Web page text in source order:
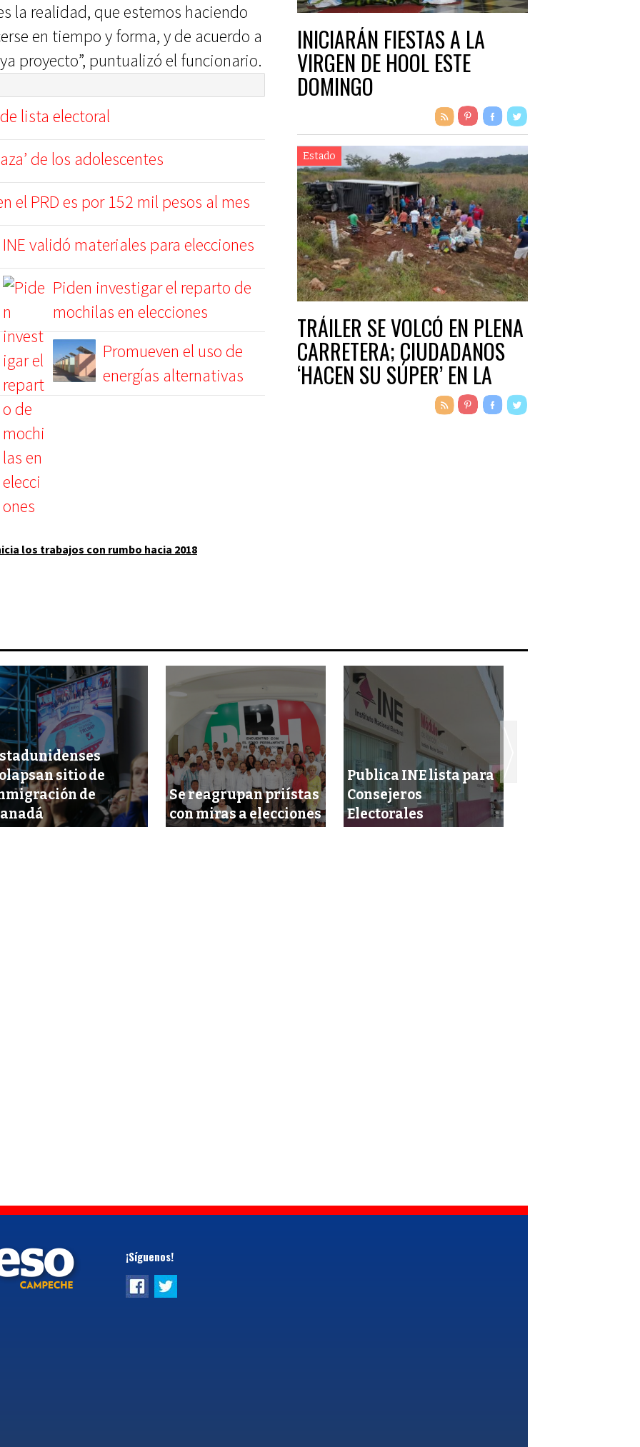
la realidad, que estemos haciendo
en tiempo y forma, y de acuerdo a
proyecto”, puntualizó el funcionario.
lista electoral
de los adolescentes
el PRD es por 152 mil pesos al mes
INE validó materiales para elecciones
Piden investigar el reparto de
mochilas en elecciones
Promueven el uso de
energías alternativas
los trabajos con rumbo hacia 2018
INICIARÁN FIESTAS A LA
VIRGEN DE HOOL ESTE
DOMINGO
Estado
TRÁILER SE VOLCÓ EN PLENA
CARRETERA; CIUDADANOS
‘HACEN SU SÚPER’ EN LA
sitio de
de
Se reagrupan priístas
con miras a elecciones
Publica INE lista para
Consejeros
Electorales
¡Síguenos!